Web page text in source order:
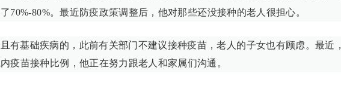
70%-80%。最近防疫政策调整后，他对那些还没接种的老人很担心。
有基础疾病的，此前有关部门不建议接种疫苗，老人的子女也有顾虑。最近，
疫苗接种比例，他正在努力跟老人和家属们沟通。